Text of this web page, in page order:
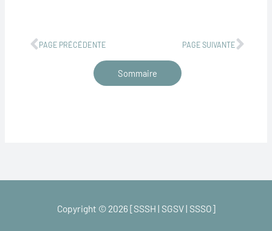
PAGE PRÉCÉDENTE PAGE SUIVANTE
Sommaire
Copyright © 2026 [SSSH | SGSV | SSSO]